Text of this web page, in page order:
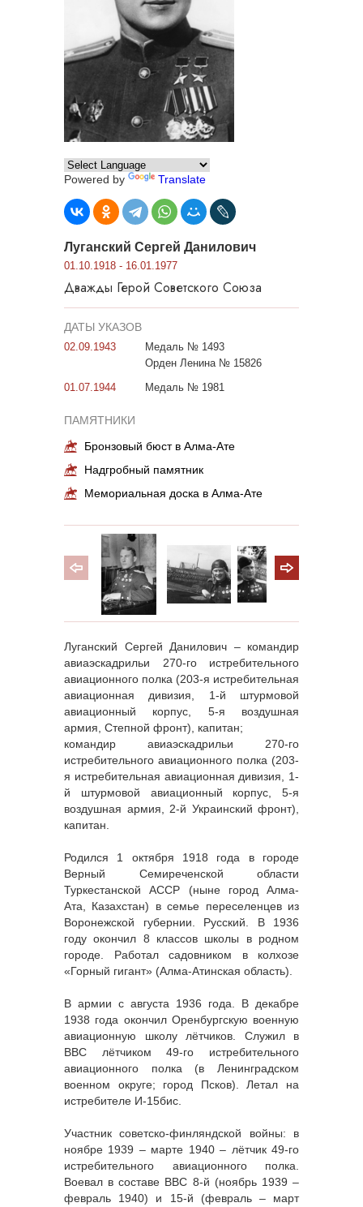
Powered by Translate
Луганский Сергей Данилович
01.10.1918 - 16.01.1977
Дважды Герой Советского Союза
ДАТЫ УКАЗОВ
02.09.1943
Медаль № 1493
Орден Ленина № 15826
01.07.1944
Медаль № 1981
ПАМЯТНИКИ
Бронзовый бюст в Алма-Ате
Надгробный памятник
Мемориальная доска в Алма-Ате
Луганский Сергей Данилович – командир
авиаэскадрильи 270-го истребительного
авиационного полка (203-я истребительная
авиационная дивизия, 1-й штурмовой
авиационный корпус, 5-я воздушная
армия, Степной фронт), капитан;
командир авиаэскадрильи 270-го
истребительного авиационного полка (203-
я истребительная авиационная дивизия, 1-
й штурмовой авиационный корпус, 5-я
воздушная армия, 2-й Украинский фронт),
капитан.
Родился 1 октября 1918 года в городе
Верный Семиреченской области
Туркестанской АССР (ныне город Алма-
Ата, Казахстан) в семье переселенцев из
Воронежской губернии. Русский. В 1936
году окончил 8 классов школы в родном
городе. Работал садовником в колхозе
«Горный гигант» (Алма-Атинская область).
В армии с августа 1936 года. В декабре
1938 года окончил Оренбургскую военную
авиационную школу лётчиков. Служил в
ВВС лётчиком 49-го истребительного
авиационного полка (в Ленинградском
военном округе; город Псков). Летал на
истребителе И-15бис.
Участник советско-финляндской войны: в
ноябре 1939 – марте 1940 – лётчик 49-го
истребительного авиационного полка.
Воевал в составе ВВС 8-й (ноябрь 1939 –
февраль 1940) и 15-й (февраль – март